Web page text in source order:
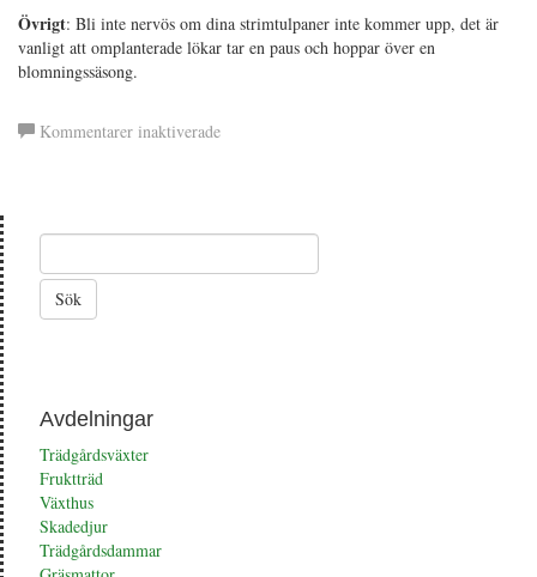
Övrigt: Bli inte nervös om dina strimtulpaner inte kommer upp, det är
vanligt att omplanterade lökar tar en paus och hoppar över en
blomningssäsong.
Kommentarer inaktiveradeför
Avdelningar
Trädgårdsväxter
Fruktträd
Växthus
Skadedjur
Trädgårdsdammar